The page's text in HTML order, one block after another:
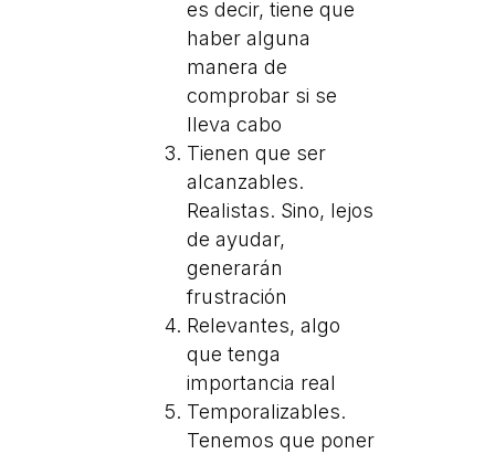
es decir, tiene que
haber alguna
manera de
comprobar si se
lleva cabo
Tienen que ser
alcanzables.
Realistas. Sino, lejos
de ayudar,
generarán
frustración
Relevantes, algo
que tenga
importancia real
Temporalizables.
Tenemos que poner